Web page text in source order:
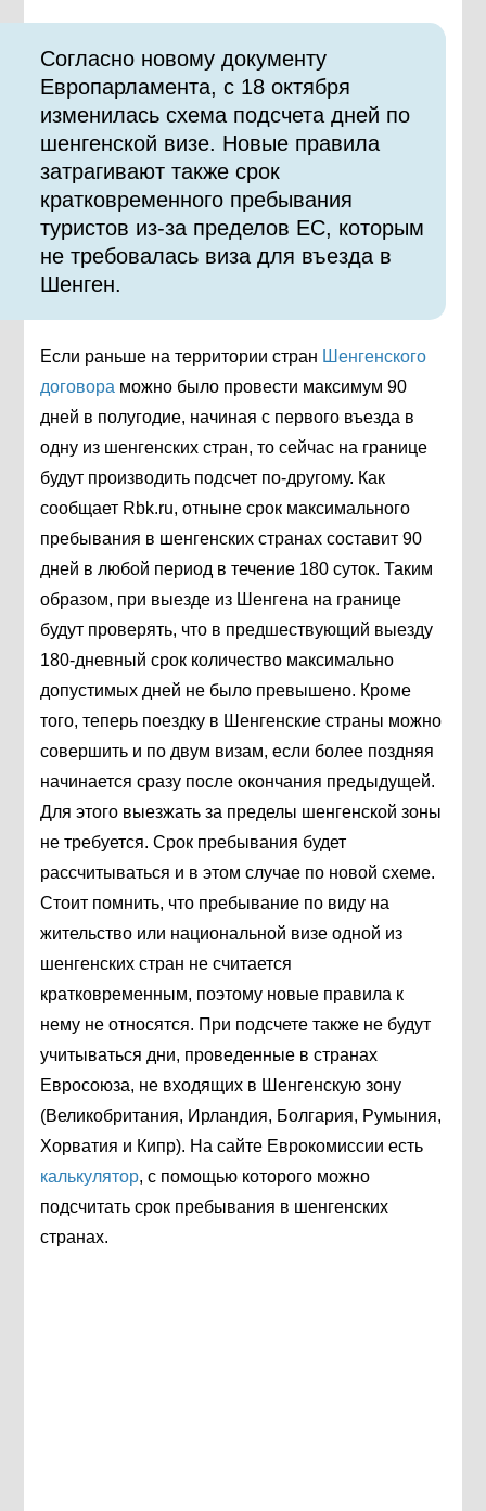
Согласно новому документу
Европарламента, с 18 октября
изменилась схема подсчета дней по
шенгенской визе. Новые правила
затрагивают также срок
кратковременного пребывания
туристов из-за пределов ЕС, которым
не требовалась виза для въезда в
Шенген.
Если раньше на территории стран Шенгенского
договора можно было провести максимум 90
дней в полугодие, начиная с первого въезда в
одну из шенгенских стран, то сейчас на границе
будут производить подсчет по-другому. Как
сообщает Rbk.ru, отныне срок максимального
пребывания в шенгенских странах составит 90
дней в любой период в течение 180 суток. Таким
образом, при выезде из Шенгена на границе
будут проверять, что в предшествующий выезду
180-дневный срок количество максимально
допустимых дней не было превышено. Кроме
того, теперь поездку в Шенгенские страны можно
совершить и по двум визам, если более поздняя
начинается сразу после окончания предыдущей.
Для этого выезжать за пределы шенгенской зоны
не требуется. Срок пребывания будет
рассчитываться и в этом случае по новой схеме.
Стоит помнить, что пребывание по виду на
жительство или национальной визе одной из
шенгенских стран не считается
кратковременным, поэтому новые правила к
нему не относятся. При подсчете также не будут
учитываться дни, проведенные в странах
Евросоюза, не входящих в Шенгенскую зону
(Великобритания, Ирландия, Болгария, Румыния,
Хорватия и Кипр). На сайте Еврокомиссии есть
калькулятор, с помощью которого можно
подсчитать срок пребывания в шенгенских
странах.